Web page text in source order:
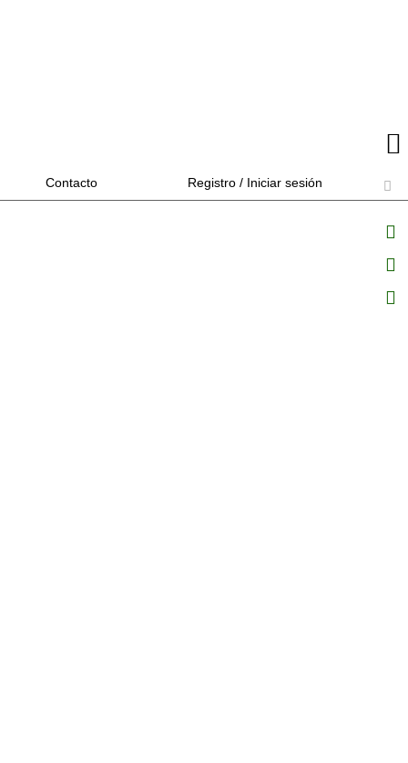
Contacto Registro / Iniciar sesión